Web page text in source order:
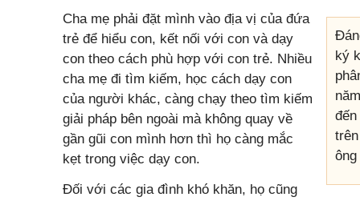
ký
Cha mẹ phải đặt mình vào địa vị của đứa
trẻ để hiểu con, kết nối với con và dạy
con theo cách phù hợp với con trẻ. Nhiều
cha mẹ đi tìm kiếm, học cách dạy con
của người khác, càng chạy theo tìm kiếm
giải pháp bên ngoài mà không quay về
gần gũi con mình hơn thì họ càng mắc
kẹt trong việc dạy con.
Đối với các gia đình khó khăn, họ cũng